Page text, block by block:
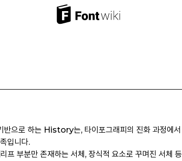
반으로 하는 History는, 타이포그래피의 진화 과정에서
입니다.
프 부분만 존재하는 서체, 장식적 요소로 꾸며진 서체 등